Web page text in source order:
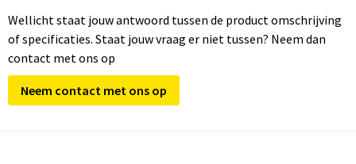
Wellicht staat jouw antwoord tussen de product omschrijving
of specificaties. Staat jouw vraag er niet tussen? Neem dan
contact met ons op
Neem contact met ons op